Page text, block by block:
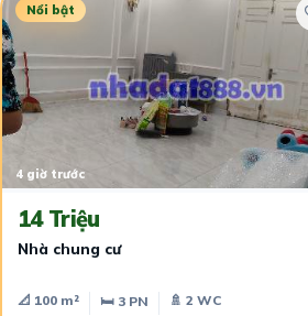
Nổi bật
4 giờ trước
14 Triệu
Nhà chung cư
📐 100 m² 🛏 3 PN
🚿 2 WC